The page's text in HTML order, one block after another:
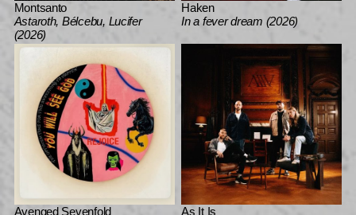
Montsanto
Astaroth, Bélcebu, Lucifer
(2026)
Haken
In a fever dream (2026)
Avenged Sevenfold
As It Is